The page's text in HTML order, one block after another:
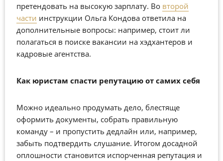
претендовать на высокую зарплату. Во второй
части инструкции Ольга Кондова ответила на
дополнительные вопросы: например, стоит ли
полагаться в поиске вакансии на хэдхантеров и
кадровые агентства.
Как юристам спасти репутацию от самих себя
Можно идеально продумать дело, блестяще
оформить документы, собрать правильную
команду – и пропустить дедлайн или, например,
забыть подтвердить слушание. Итогом досадной
оплошности становится испорченная репутация и